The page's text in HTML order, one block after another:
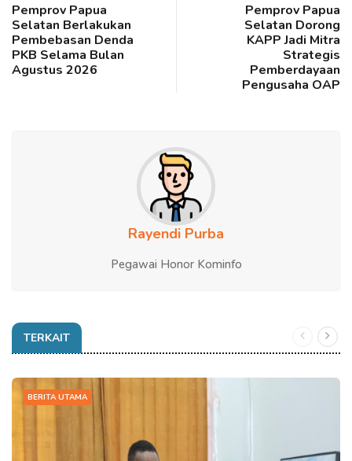
Pemprov Papua
Selatan Berlakukan
Pembebasan Denda
PKB Selama Bulan
Agustus 2026
Pemprov Papua
Selatan Dorong
KAPP Jadi Mitra
Strategis
Pemberdayaan
Pengusaha OAP
Rayendi Purba
Pegawai Honor Kominfo
TERKAIT
BERITA UTAMA